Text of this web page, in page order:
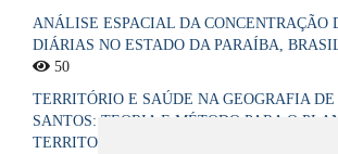
ANÁLISE ESPACIAL DA CONCENTRAÇÃO
DIÁRIAS NO ESTADO DA PARAÍBA,
50
TERRITÓRIO E SAÚDE NA GEOGRAFIA
SANTOS: TEORIA E MÉTODO PARA O
TERRITORIAL DO SISTEMA ÚNICO DE